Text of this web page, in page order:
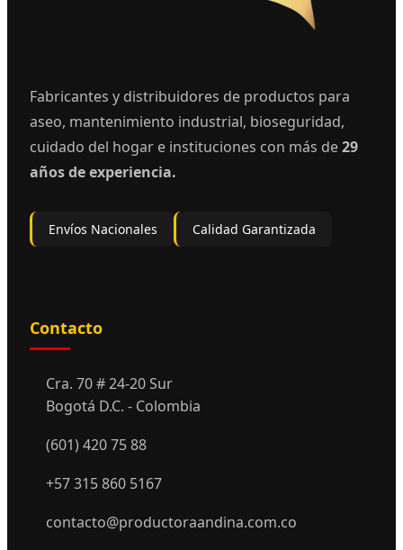
Fabricantes y distribuidores de productos para
aseo, mantenimiento industrial, bioseguridad,
cuidado del hogar e instituciones con más de29
años de experiencia.
Envíos Nacionales Calidad Garantizada
Contacto
Cra. 70 # 24-20 Sur
Bogotá D.C. - Colombia
(601) 420 75 88
+57 315 860 5167
contacto@productoraandina.com.co